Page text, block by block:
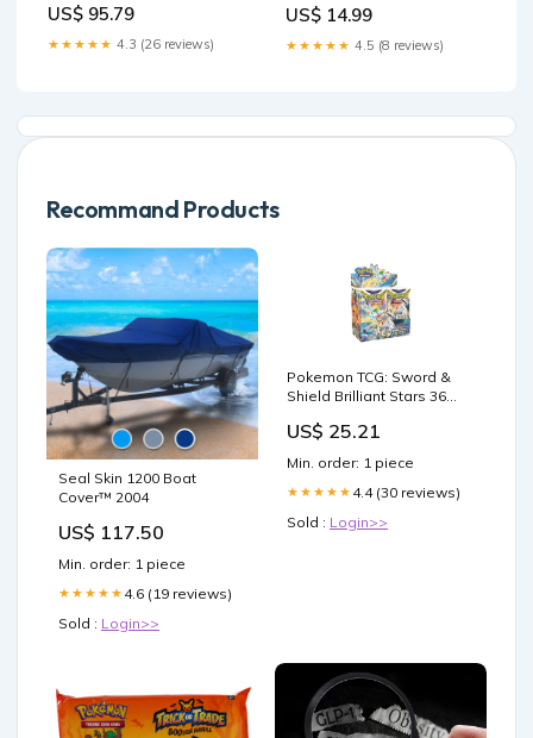
US$ 95.79
★★★★★ 4.3 (26 reviews)
US$ 14.99
★★★★★ 4.5 (8 reviews)
Recommand Products
Seal Skin 1200 Boat
Cover™ 2004
US$ 117.50
Min. order: 1 piece
★★★★★ 4.6 (19 reviews)
Sold : Login>>
Pokemon TCG: Sword &
Shield Brilliant Stars 36
Games
US$ 25.21
Min. order: 1 piece
★★★★★ 4.4 (30 reviews)
Sold : Login>>